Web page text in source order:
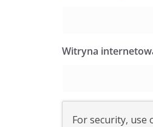
Witryna
For security, use